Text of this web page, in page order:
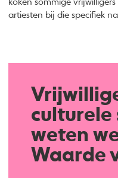
koken sommige
artiesten bij die specifiek
culturele
weten
Waarde